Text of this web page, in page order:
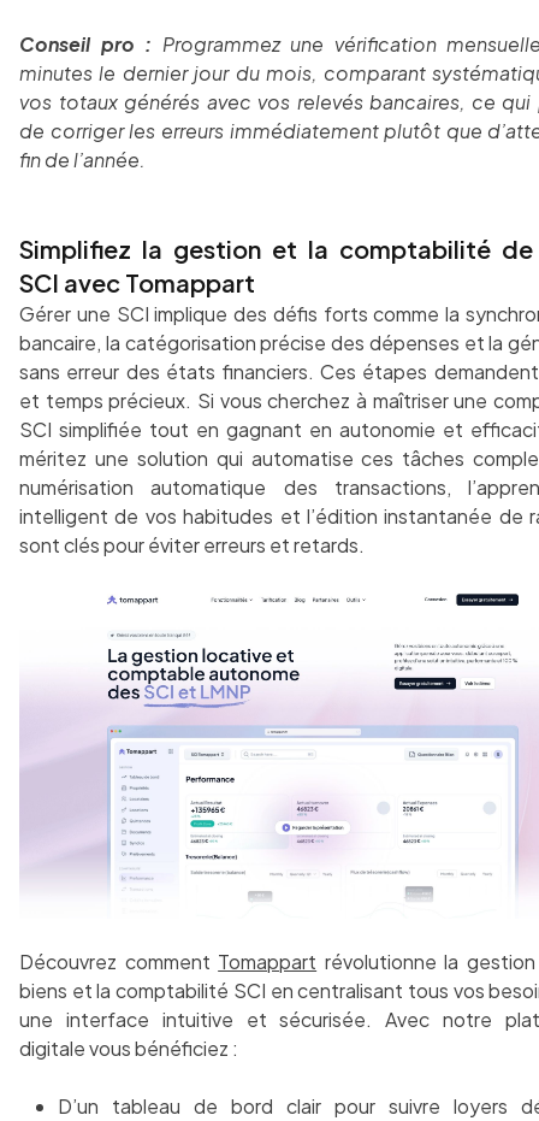
Conseil pro : Programmez une vérification
minutes le dernier jour du mois, comparant
vos totaux générés avec vos relevés bancaires, ce
de corriger les erreurs immédiatement plutôt que
fin de l’année.
Simplifiez la gestion et la comptabilité
SCI avec Tomappart
Gérer une SCI implique des défis forts comme la
bancaire, la catégorisation précise des dépenses et la
sans erreur des états financiers. Ces étapes
et temps précieux. Si vous cherchez à maîtriser une
SCI simplifiée tout en gagnant en autonomie et
méritez une solution qui automatise ces tâches
numérisation automatique des transactions,
intelligent de vos habitudes et l’édition instantanée de
sont clés pour éviter erreurs et retards.
Découvrez comment Tomappart révolutionne la
biens et la comptabilité SCI en centralisant tous vos
une interface intuitive et sécurisée. Avec notre
digitale vous bénéficiez :
D’un tableau de bord clair pour suivre loyers